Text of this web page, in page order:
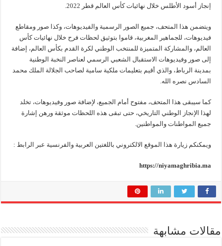
إنجاز أسود الأطلس خلال نهائيات كأس العالم قطر 2022.
ويتضمن هذا المتحف، جميع الصور الرسمية والفيديوهات، وكذا صور ومقاطع
فيديوهات، للجماهير المغربية، قاموا بتوثيق لحظات فرح خلال نهائيات كأس
العالم، والمشاركة المتميزة للمنتخب الوطني لكرة القدم بكأس العالم، إضافة
إلى صور وفيديوهات الاستقبال الشعبي الرسمي لعناصر النخبة الوطنية
بمدينة الرباط، والذي أقيم بتعليمات ملكية سامية لصاحب الجلالة الملك محمد
السادس نصره الله.
كما سيبقى هذا المتحف، مفتوح أمام الجميع، لإضافة صور وفيديوهات، تخلد
لهذا الإنجاز الوطني التاريخي، حتى تبقى هذه اللحظات موثقة ورهن إشارة
جميع المواطنات والمواطنين.
ويمكنكم زيارة هذا الموقع الالكتروني باللغتين العربية والفرنسية عبر الرابط :
https://niyamaghribia.ma
مقالات مشابهة